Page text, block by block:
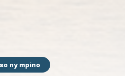
ny mpino